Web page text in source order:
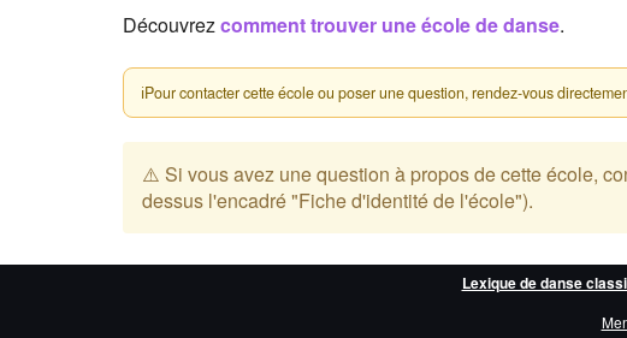
Découvrezcomment trouver une école de danse.
ℹPour contacter cette école ou poser une question, rendez-vous
⚠️ Si vous avez une question à propos de cette école,
dessus l'encadré "Fiche d'identité de l'école").
Lexique de danse